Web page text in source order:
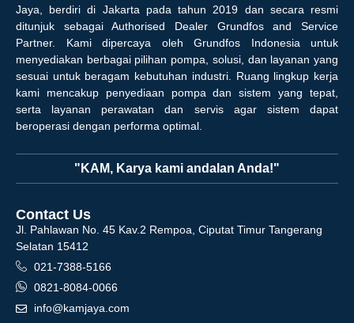
Jaya, berdiri di Jakarta pada tahun 2019 dan secara resmi
ditunjuk sebagai Authorised Dealer Grundfos and Service
Partner. Kami dipercaya oleh Grundfos Indonesia untuk
menyediakan berbagai pilihan pompa, solusi, dan layanan yang
sesuai untuk beragam kebutuhan industri. Ruang lingkup kerja
kami mencakup penyediaan pompa dan sistem yang tepat,
serta layanan perawatan dan servis agar sistem dapat
beroperasi dengan performa optimal.
"KAM, Karya kami andalan Anda!"
Contact Us
Jl. Pahlawan No. 45 Kav.2 Rempoa, Ciputat Timur Tangerang
Selatan 15412
021-7388-5166
0821-8084-0066
info@kamjaya.com